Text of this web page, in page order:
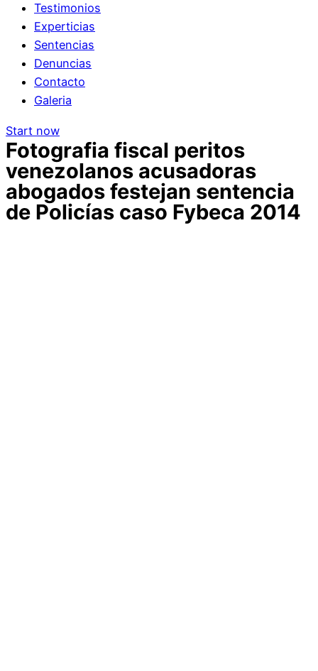
Testimonios
Experticias
Sentencias
Denuncias
Contacto
Galeria
Start now
Fotografia fiscal peritos
venezolanos acusadoras
abogados festejan sentencia
de Policías caso Fybeca 2014